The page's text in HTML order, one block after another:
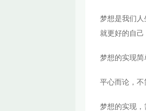
梦想是我们
就更好的自己
梦想的实现简
平心而论，不
梦想的实现